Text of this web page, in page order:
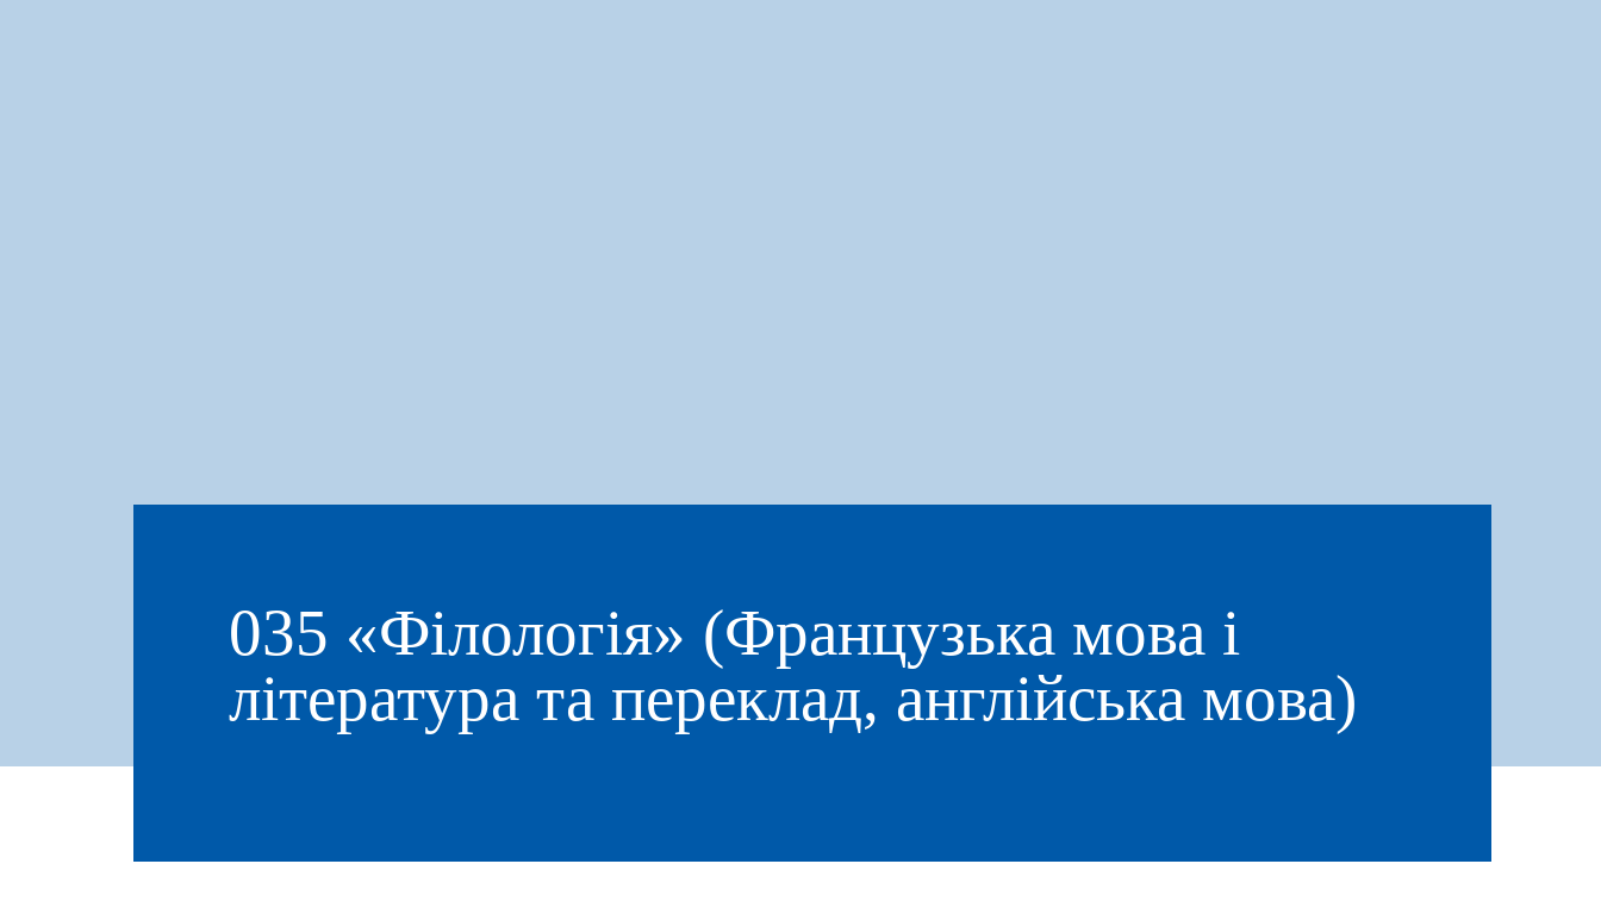
035 «Філологія» (Французька мова і
література та переклад, англійська мова)